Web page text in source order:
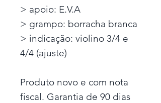
> apoio: E.V.A
> grampo: borracha branca
> indicação: violino 3/4 e
4/4 (ajuste)
Produto novo e com nota
fiscal. Garantia de 90 dias